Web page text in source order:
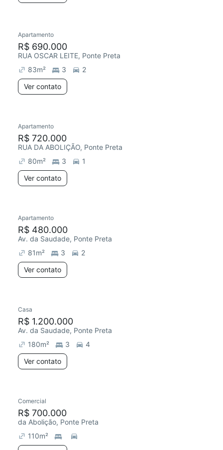
Apartamento
R$ 690.000
RUA OSCAR LEITE, Ponte Preta
83m² 3
2
Ver contato
Apartamento
R$ 720.000
RUA DA ABOLIÇÃO, Ponte Preta
80m² 3
1
Ver contato
Apartamento
R$ 480.000
Av. da Saudade, Ponte Preta
81m² 3
2
Ver contato
Casa
R$ 1.200.000
Av. da Saudade, Ponte Preta
180m² 3
4
Ver contato
Comercial
R$ 700.000
da Abolição, Ponte Preta
110m²